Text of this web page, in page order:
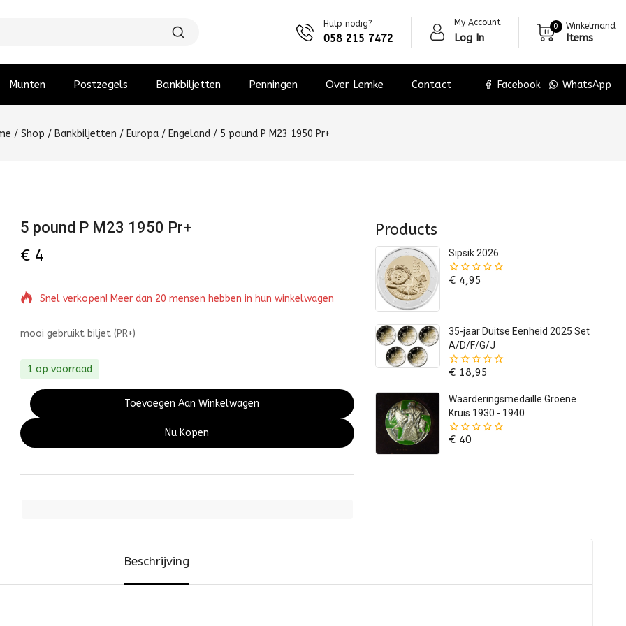
Hulp nodig?
058 215 7472
My Account
Log In
0 Winkelmand
Items
Munten Postzegels Bankbiljetten Penningen Over Lemke Contact Facebook WhatsApp
/ Shop / Bankbiljetten / Europa / Engeland / 5 pound P M23 1950 Pr+
Products
Sipsik 2026
0
€ 4,95
35-jaar Duitse Eenheid 2025 Set
A/D/F/G/J
0
de
5
€ 18,95
Waarderingsmedaille Groene
Kruis 1930 - 1940
0
€ 40
5 pound P M23 1950 Pr+
€ 4
Snel verkopen! Meer dan 20 mensen hebben in hun winkelwagen
mooi gebruikt biljet (PR+)
1 op voorraad
Toevoegen Aan Winkelwagen
Nu Kopen
Beschrijving